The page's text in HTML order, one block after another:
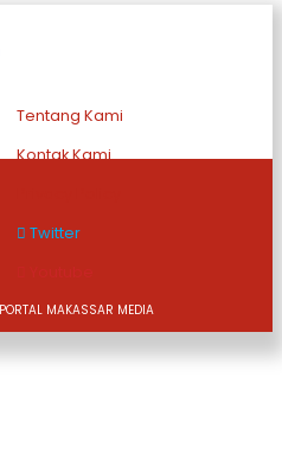
Tentang Kami
Kontak Kami
Twitter
MAKASSAR MEDIA